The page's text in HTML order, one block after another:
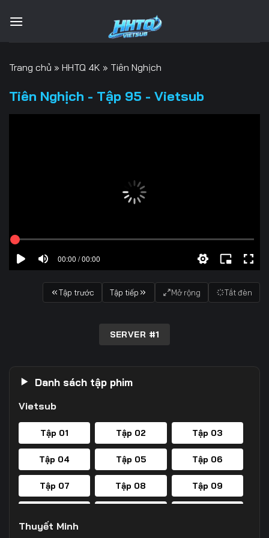
qua
Trang chủ » HHTQ 4K » Tiên Nghịch
Tiên Nghịch - Tập 95 - Vietsub
00:00 / 00:00
Tập trước Tập tiếp Mở rộng Tắt đèn
SERVER #1
Danh sách tập phim
Vietsub
Tập 01 Tập 02 Tập 03
Tập 04 Tập 05 Tập 06
Tập 07 Tập 08 Tập 09
Thuyết Minh